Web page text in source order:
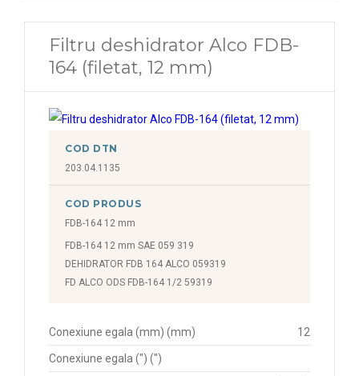
Filtru deshidrator Alco FDB-
164 (filetat, 12 mm)
COD DTN
203.04.1135
COD PRODUS
FDB-164 12 mm
FDB-164 12 mm SAE 059 319
DEHIDRATOR FDB 164 ALCO 059319
FD ALCO ODS FDB-164 1/2 59319
Conexiune egala (mm) (mm) 12
Conexiune egala (") (")